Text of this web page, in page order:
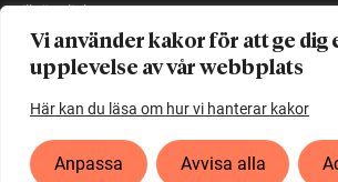
Vi använder kakor för att ge dig
upplevelse av vår webbplats
Här kan du läsa om hur vi hanterar kakor
Anpassa Avvisa alla
Tillgänglighet
Ett initiativ avVetenskapsrådet